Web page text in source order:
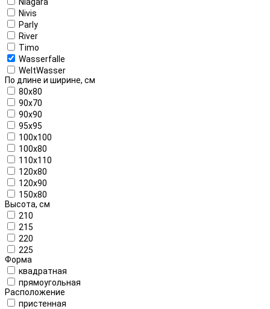
Nivis
Parly
River
Timo
Wasserfalle
WeltWasser
По длине и ширине, см
80x80
90x70
90x90
95x95
100x100
100x80
110x110
120x80
120x90
150x80
Высота, см
210
215
220
225
Форма
квадратная
прямоугольная
Расположение
пристенная